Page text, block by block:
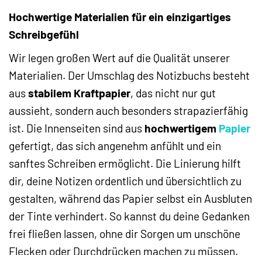
Hochwertige Materialien für ein einzigartiges
Schreibgefühl
Wir legen großen Wert auf die Qualität unserer
Materialien. Der Umschlag des Notizbuchs besteht
ausstabilem Kraftpapier, das nicht nur gut
aussieht, sondern auch besonders strapazierfähig
ist. Die Innenseiten sind aus hochwertigem Papier
gefertigt, das sich angenehm anfühlt und ein
sanftes Schreiben ermöglicht. Die Linierung hilft
dir, deine Notizen ordentlich und übersichtlich zu
gestalten, während das Papier selbst ein Ausbluten
der Tinte verhindert. So kannst du deine Gedanken
frei fließen lassen, ohne dir Sorgen um unschöne
Flecken oder Durchdrücken machen zu müssen.